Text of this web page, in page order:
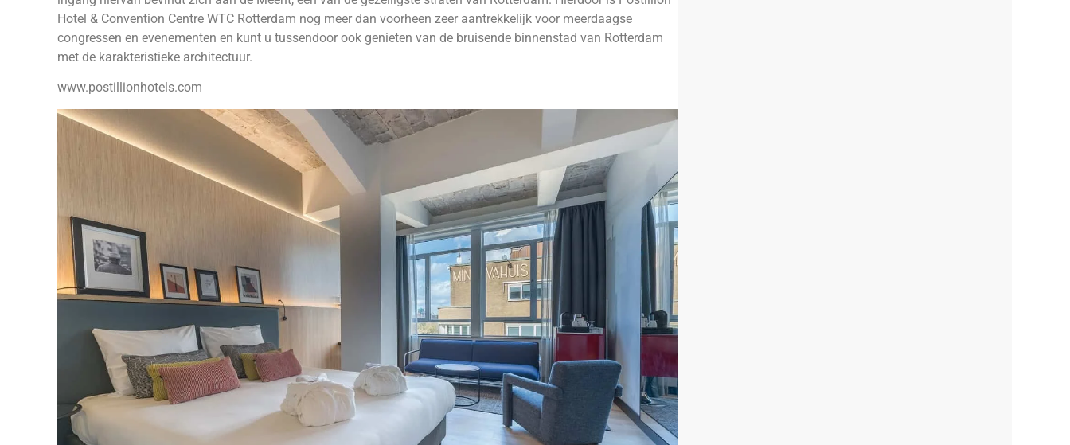
Hotel & Convention Centre WTC Rotterdam nog meer dan voorheen zeer aantrekkelijk voor meerdaagse
congressen en evenementen en kunt u tussendoor ook genieten van de bruisende binnenstad van Rotterdam
met de karakteristieke architectuur.
www.postillionhotels.com